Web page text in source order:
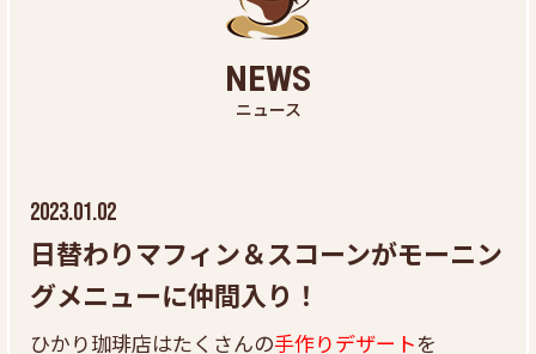
NEWS
ニュース
2023.01.02
日替わりマフィン＆スコーンがモーニン
グメニューに仲間入り！
ひかり珈琲店はたくさんの手作りデザートを